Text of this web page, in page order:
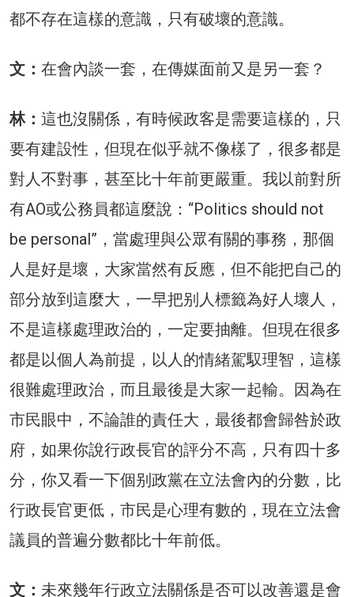
都不存在這樣的意識，只有破壞的意識。
文： 在會內談一套，在傳媒面前又是另一套？
林： 這也沒關係，有時候政客是需要這樣的，只
要有建設性，但現在似乎就不像樣了，很多都是
對人不對事，甚至比十年前更嚴重。我以前對所
有AO或公務員都這麼說：“Politics should not
be personal”，當處理與公眾有關的事務，那個
人是好是壞，大家當然有反應，但不能把自己的
部分放到這麼大，一早把别人標籤為好人壞人，
不是這樣處理政治的，一定要抽離。但現在很多
都是以個人為前提，以人的情緒駕馭理智，這樣
很難處理政治，而且最後是大家一起輸。因為在
市民眼中，不論誰的責任大，最後都會歸咎於政
府，如果你說行政長官的評分不高，只有四十多
分，你又看一下個别政黨在立法會內的分數，比
行政長官更低，市民是心理有數的，現在立法會
議員的普遍分數都比十年前低。
文： 未來幾年行政立法關係是否可以改善還是會